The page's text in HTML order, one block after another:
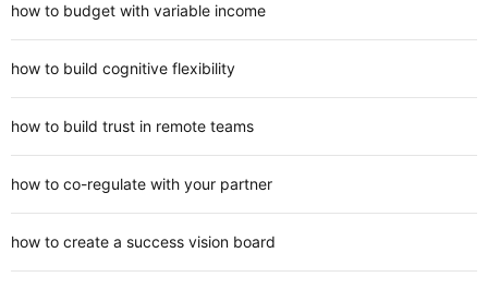
how to budget with variable income
how to build cognitive flexibility
how to build trust in remote teams
how to co-regulate with your partner
how to create a success vision board